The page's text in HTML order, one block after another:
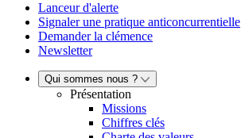
Lanceur d'alerte
Signaler une pratique anticoncurrentielle
Demander la clémence
Newsletter
Qui sommes nous ?
Présentation
Missions
Chiffres clés